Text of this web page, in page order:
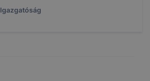
Igazgatóság